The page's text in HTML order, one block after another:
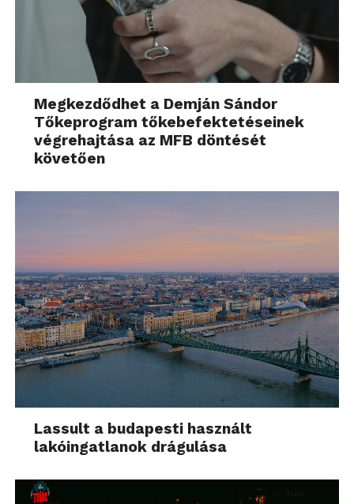
Megkezdődhet a Demján Sándor
Tőkeprogram tőkebefektetéseinek
végrehajtása az MFB döntését
követően
Lassult a budapesti használt
lakóingatlanok drágulása